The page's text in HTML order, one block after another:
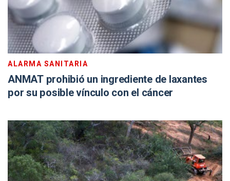
ALARMA SANITARIA
ANMAT prohibió un ingrediente de laxantes
por su posible vínculo con el cáncer